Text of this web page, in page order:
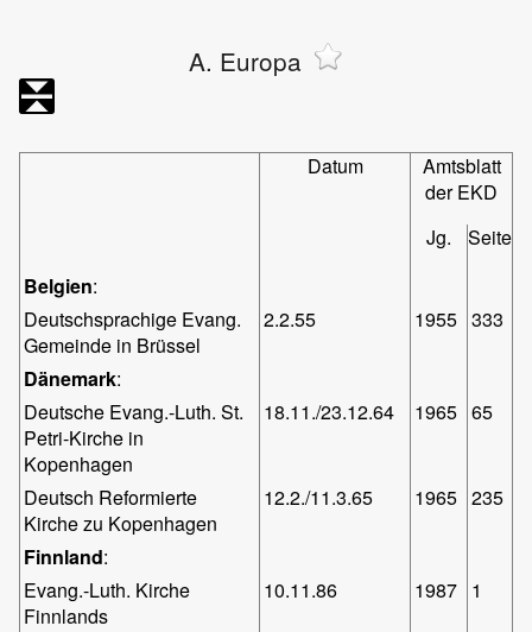
A. Europa
Datum
Amtsblatt
der EKD
Jg.
Seite
Belgien:
Deutschsprachige Evang.
Gemeinde in Brüssel
2.2.55 1955 333
Dänemark:
Deutsche Evang.-Luth. St.
Petri-Kirche in
Kopenhagen
18.11./23.12.64 1965 65
Deutsch Reformierte
Kirche zu Kopenhagen
12.2./11.3.65 1965 235
Finnland:
Evang.-Luth. Kirche
Finnlands
10.11.86 1987 1